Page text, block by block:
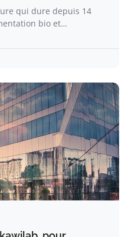
qui dure depuis 14
bio et…